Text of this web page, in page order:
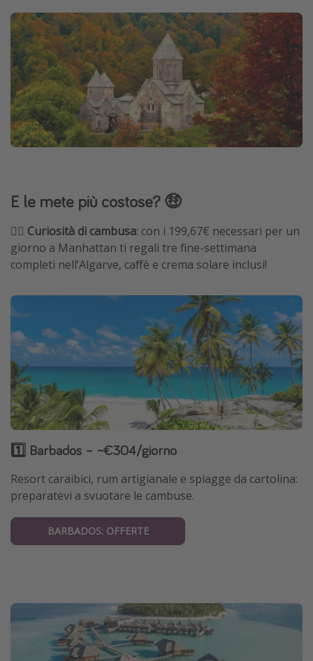
E le mete più costose? 🤑
🏴‍☠️ Curiosità di cambusa: con i 199,67€ necessari per un
giorno a Manhattan ti regali tre fine-settimana
completi nell’Algarve, caffè e crema solare inclusi!
1️⃣ Barbados – ~€304/giorno
Resort caraibici, rum artigianale e spiagge da cartolina:
preparatevi a svuotare le cambuse.
BARBADOS: OFFERTE